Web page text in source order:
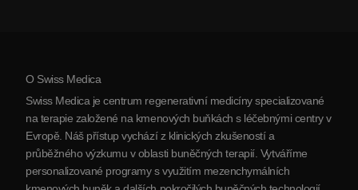
O Srbsku
Partnerství
Kontaktujte nás
O Swiss Medica
Swiss Medica je centrum regenerativní medicíny specializované
na terapie založené na kmenových buňkách s léčebnými centry v
Evropě. Náš přístup vychází z klinických zkušeností a
průběžného výzkumu v oblasti buněčných terapií. Vytváříme
personalizované programy s využitím mezenchymálních